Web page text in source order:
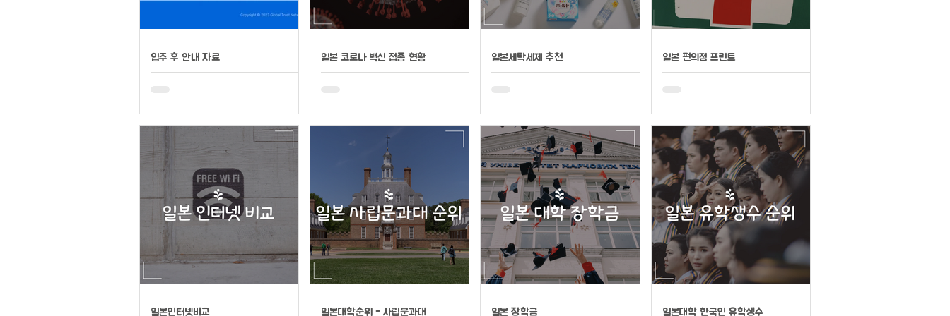
입주 후 안내 자료 일본 코로나 백신 접종 현황 일본세탁세제 추천 일본 편의점 프린트
일본인터넷비교 일본대학순위 - 사립문과대 일본 장학금 일본대학 한국인 유학생수